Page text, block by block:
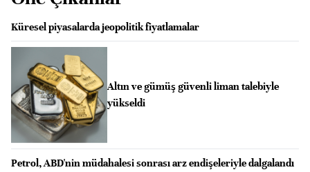
Küresel piyasalarda jeopolitik fiyatlamalar
Altın ve gümüş güvenli liman talebiyle
yükseldi
Petrol, ABD'nin müdahalesi sonrası arz endişeleriyle dalgalandı